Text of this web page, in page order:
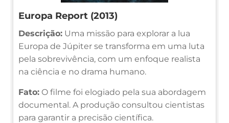
Europa Report (2013)
Descrição: Uma missão para explorar a lua
Europa de Júpiter se transforma em uma luta
pela sobrevivência, com um enfoque realista
na ciência e no drama humano.
Fato: O filme foi elogiado pela sua abordagem
documental. A produção consultou cientistas
para garantir a precisão científica.